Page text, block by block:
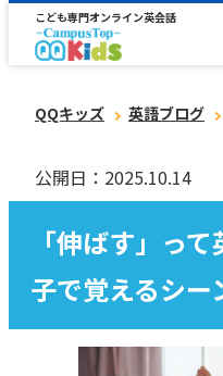
こども専門オンライン英会話
QQキッズ 英語ブログ
公開日：2025.10.14
「伸ばす」っ
子で覚えるシー